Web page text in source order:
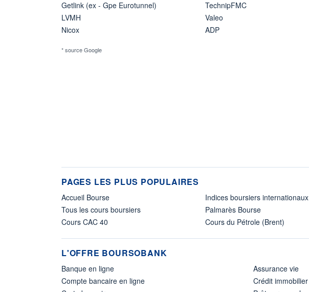
Getlink (ex - Gpe Eurotunnel)
LVMH
Nicox
TechnipFMC
Valeo
ADP
* source Google
PAGES LES PLUS POPULAIRES
Accueil Bourse
Tous les cours boursiers
Cours CAC 40
Indices boursiers internationaux
Palmarès Bourse
Cours du Pétrole (Brent)
L'OFFRE BOURSOBANK
Banque en ligne
Compte bancaire en ligne
Assurance vie
Crédit immobilier